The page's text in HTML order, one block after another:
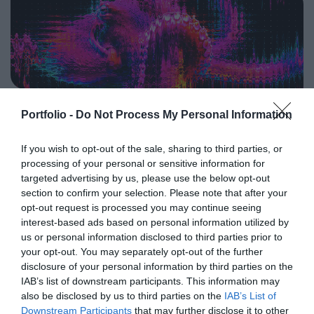
Portfolio - Do Not Process My Personal Information
If you wish to opt-out of the sale, sharing to third parties, or
processing of your personal or sensitive information for
targeted advertising by us, please use the below opt-out
section to confirm your selection. Please note that after your
opt-out request is processed you may continue seeing
interest-based ads based on personal information utilized by
us or personal information disclosed to third parties prior to
your opt-out. You may separately opt-out of the further
disclosure of your personal information by third parties on the
IAB’s list of downstream participants. This information may
also be disclosed by us to third parties on the IAB’s List of
Downstream Participants that may further disclose it to other
programkínálaton túl alkalmat teremt a szakmai
kapcsolatépítésre, a networkingre és az üzleti
tárgyalásokra, a színvonalas szakmai előadások és
kerekasztal-beszélgetések mellett pedig szórakoztató
műsorral járul hozzá a résztvevők feltöltődéséhez és
Konferencián adja át tizenegy kategóriában azokat az
legkiemelkedőbb szakmai teljesítményeinek és
eredményeinek elismeréséül szolgálnak. A díjakat az
agrárium legmeghatározóbb személyeségeiből áll szakmai
zsűri ítéli oda az ágazati szereplők benyújtott pályázatai
alapján.
agentic AI trend. Az önállóan cselekedni képes AI-
ügynökök, illetve az egyes üzleti, compliance és
adminisztratív folyamatokat támogató AI-eszközök és
vállalti megoldások korábban elképzelhetetlen sebességet
és rendkívüli hatékonyságbeli fejlődési lehetőséget adnak a
cégeknek. MIt kezdünk a megnyert munkaórákkal és a
megspórolt munkaerővel? A core bizniszt is felforgatja a
Nagyvállalatoknak és kkv-knak is szóló rendezvényünkön
többek között ezekre a kérdésekre is válaszokat keresünk
és adunk!
2026. november 18. Radisson Blu Béke Hotel
el, ki használja ügyesebben a kész megoldásokat. Hanem
azon, ki képes létrehozni, legyártani és birtokolni azokat a
technológiákat, amelyek nélkül mások sem tudnak majd
működni. Egy új akkumulátor, amely tovább tárolja az
energiát. Egy anyag, amely könnyebb, erősebb vagy
olcsóbban előállítható a korábbiaknál. Egy gyógyszer vagy
diagnosztikai eljárás, amely korábban kezelhetetlen
betegségekre ad választ. Robotikai rendszer, védelmi
technológia, új gyártási folyamat vagy űripari fejlesztés.
RÉSZLETEK & JEGYEK
PORTFOLIO KONFERENCIÁK 25 ÉVE